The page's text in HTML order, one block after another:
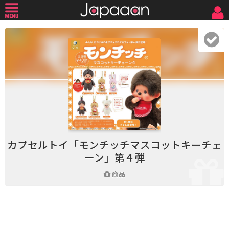
カプセルトイ「モンチッチマスコットキーチェ
ーン」第４弾
商品